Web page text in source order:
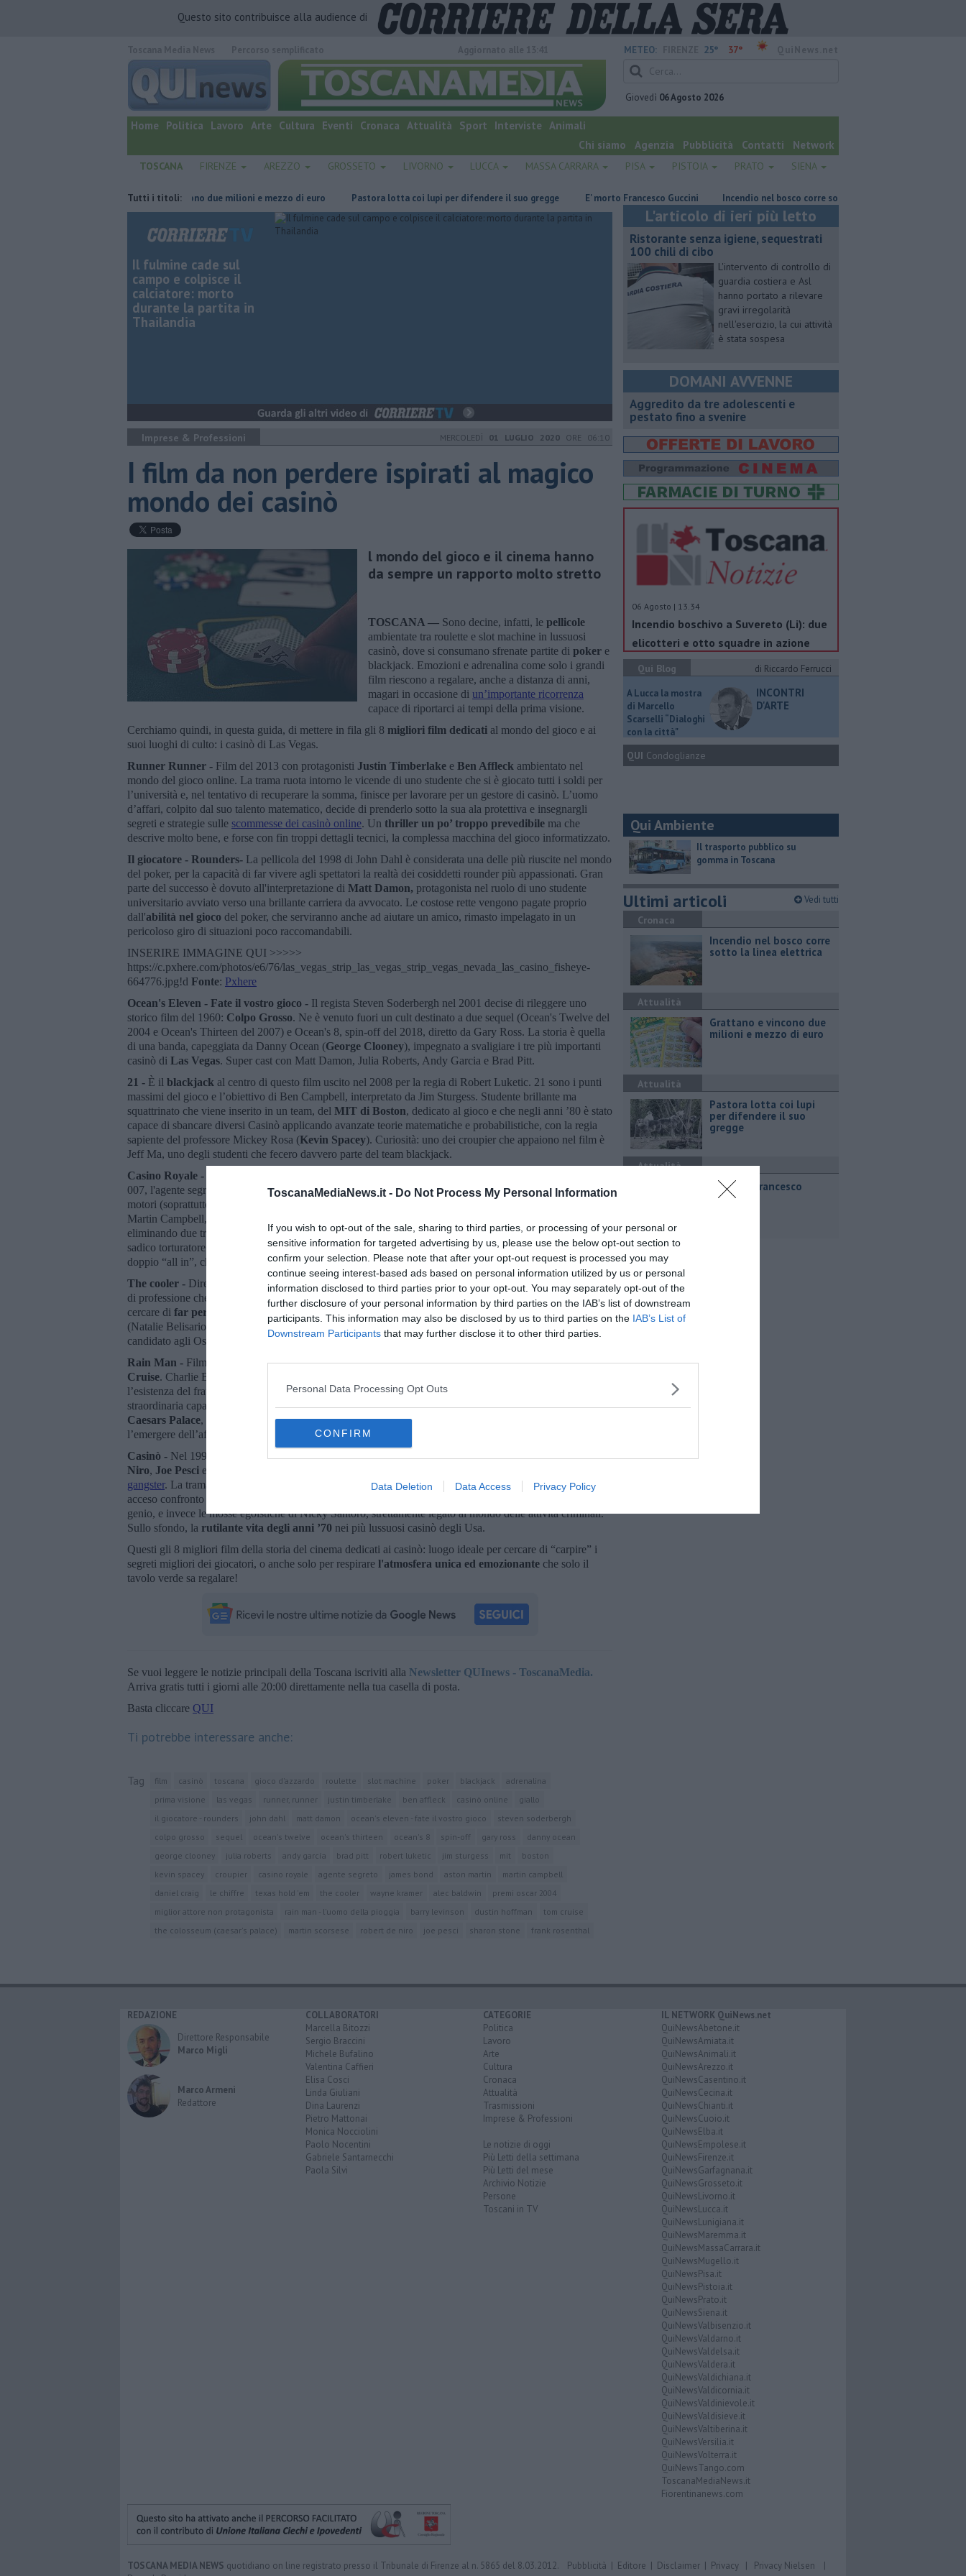
ToscanaMediaNews.it - Do Not Process My Personal Information
If you wish to opt-out of the sale, sharing to third parties, or processing of your personal or
sensitive information for targeted advertising by us, please use the below opt-out section to
confirm your selection. Please note that after your opt-out request is processed you may
continue seeing interest-based ads based on personal information utilized by us or personal
information disclosed to third parties prior to your opt-out. You may separately opt-out of the
further disclosure of your personal information by third parties on the IAB’s list of downstream
participants. This information may also be disclosed by us to third parties on the IAB’s List of
Downstream Participants that may further disclose it to other third parties.
Personal Data Processing Opt Outs
CONFIRM
Data Deletion Data Access Privacy Policy
Questo sito contribuisce alla audience di
quotidiano online.
METEO: 25° 37°
Giovedì 06 Agosto 2026
Home Politica Lavoro Arte Cultura Eventi Cronaca Attualità Sport Interviste Animali
Chi siamo
Agenzia Pubblicità Contatti Network
TOSCANA FIRENZE AREZZO GROSSETO LIVORNO LUCCA MASSA CARRARA PISA PISTOIA PRATO SIENA
Tutti i titoli:
Grattano e vincono due milioni e mezzo di euro Pastora lotta coi lupi per difendere il suo gregge E' morto Francesco Guccini Incendio nel bosco corre sotto la linea elettrica
Il fulmine cade sul
campo e colpisce il
calciatore: morto
durante la partita in
Thailandia
Imprese & Professioni MERCOLEDÌ 01 LUGLIO 2020 ORE 06:10
I film da non perdere ispirati al magico
mondo dei casinò
​l mondo del gioco e il cinema hanno
da sempre un rapporto molto stretto
TOSCANA — Sono decine, infatti, le pellicole
ambientate tra roulette e slot machine in lussuosi
casinò, dove si consumano sfrenate partite di poker e
blackjack. Emozioni e adrenalina come solo i grandi
film riescono a regalare, anche a distanza di anni,
magari in occasione di un’importante ricorrenza
capace di riportarci ai tempi della prima visione.
Cerchiamo quindi, in questa guida, di mettere in fila gli 8 migliori film dedicati al mondo del gioco e ai
suoi luoghi di culto: i casinò di Las Vegas.
Runner Runner - Film del 2013 con protagonisti Justin Timberlake e Ben Affleck ambientato nel
mondo del gioco online. La trama ruota intorno le vicende di uno studente che si è giocato tutti i soldi per
l’università e, nel tentativo di recuperare la somma, finisce per lavorare per un gestore di casinò. L’uomo
d’affari, colpito dal suo talento matematico, decide di prenderlo sotto la sua ala protettiva e insegnargli
segreti e strategie sulle scommesse dei casinò online. Un thriller un po’ troppo prevedibile ma che
descrive molto bene, e forse con fin troppi dettagli tecnici, la complessa macchina del gioco informatizzato.
Il giocatore - Rounders- La pellicola del 1998 di John Dahl è considerata una delle più riuscite nel mondo
del poker, per la capacità di far vivere agli spettatori la realtà dei cosiddetti rounder più appassionati. Gran
parte del successo è dovuto all'interpretazione di Matt Damon, protagonista nel ruolo di uno studente
universitario avviato verso una brillante carriera da avvocato. Le costose rette vengono pagate proprio
dall'abilità nel gioco del poker, che serviranno anche ad aiutare un amico, rimasto impelagato in un
pericoloso giro di situazioni poco raccomandabili.
INSERIRE IMMAGINE QUI >>>>>
https://c.pxhere.com/photos/e6/76/las_vegas_strip_las_vegas_strip_vegas_nevada_las_casino_fisheye-
664776.jpg!d Fonte: Pxhere
Ocean's Eleven - Fate il vostro gioco - Il regista Steven Soderbergh nel 2001 decise di rileggere uno
storico film del 1960: Colpo Grosso. Ne è venuto fuori un cult destinato a due sequel (Ocean's Twelve del
2004 e Ocean's Thirteen del 2007) e Ocean's 8, spin-off del 2018, diretto da Gary Ross. La storia è quella
di una banda, capeggiata da Danny Ocean (George Clooney), impegnato a svaligiare i tre più importanti
casinò di Las Vegas. Super cast con Matt Damon, Julia Roberts, Andy Garcia e Brad Pitt.
21 - È il blackjack al centro di questo film uscito nel 2008 per la regia di Robert Luketic. 21 sono i punti
massimi del gioco e l’obiettivo di Ben Campbell, interpretato da Jim Sturgess. Studente brillante ma
squattrinato che viene inserito in un team, del MIT di Boston, dedicato al gioco e che negli anni ’80 è stato
capace di sbancare diversi Casinò applicando avanzate teorie matematiche e probabilistiche, con la regia
sapiente del professore Mickey Rosa (Kevin Spacey). Curiosità: uno dei croupier che appaiono nel film è
Jeff Ma, uno degli studenti che fecero davvero parte del team blackjack.
Casino Royale -
007, l'agente segreto di Sua Maestà. I film di James Bond sono famosi per l'azione spericolata, il glamour, i
motori (soprattutto
Martin Campbell, vede Bond – interpretato da Daniel Craig – guadagnare la licenza d’uccidere “00”
eliminando due traditori dei servizi inglesi. Bond è impegnato in una lotta mortale controLe Chiffre,
sadico torturatore con una
passione smodata per il poker. Proprio un'emozionante mano finale, con un
doppio “all in”, chiude il film dove il Texas Hold'Em fa da fil rouge.
The cooler - Diretto da Wayne Kramer nel 2003, la storia ruota intorno alla vita di Bernie Lootz, “cooler”
di professione che viene assoldato da un grosso casinò americano. La sua è una professione fondamentale:
cercare di far perdere i clienti
per dar maggior profitto al proprietario. Ma l'amore per una cameriera
(Natalie Belisario) cambierà per sempre le carte in tavola. Da segnalare la presenza di Alec Baldwin,
candidato agli Oscar 2004 come miglior attore non protagonista.
Rain Man - Film del 1988 diretto da Barry Levinson e con due stelle del cinema,Dustin HoffmaneTom
Cruise. Charlie Babbit (Cruise) è un venditore di auto che pensa solo a se stesso, fino a quando scopre
l’esistenza del fratello maggiore Raymond (Hoffmann). Il rapporto tra i due li porta a Las Vegas dove la
straordinaria capacità di calcolo di Raymond gli consente di vincere a blackjack, e sbancare il celebre
Caesars Palace, ripianando i pesanti debiti di Charlie. La voglia di macinare altri soldi si fermerà con
l’emergere dell’affetto fraterno, fino al finale a sorpresa.
Casinò - Nel 1995, la regia di Martin Scorseseguida un trio di attori di livello mondiale:Robert De
Niro, Joe Pesci e
gangster. La trama (tratta da una storia vera) lascia senza respiro, e racconta la gestione di un casinò con un
acceso confronto tra i due soci, con tra la voglia di Frank Rosenthal di dedicarsi alle scommesse, di cui è un
genio, e invece le mosse egoistiche di Nicky Santoro, strettamente legato al mondo delle attività criminali.
Sullo sfondo, la rutilante vita degli anni ’70 nei più lussuosi casinò degli Usa.
Questi gli 8 migliori film della storia del cinema dedicati ai casinò: luogo ideale per cercare di “carpire” i
segreti migliori dei giocatori, o anche solo per respirare l'atmosfera unica ed emozionante che solo il
tavolo verde sa regalare!
Se vuoi leggere le notizie principali della Toscana iscriviti alla Newsletter QUInews - ToscanaMedia.
Arriva gratis tutti i giorni alle 20:00 direttamente nella tua casella di posta.
Basta cliccare QUI
Ti potrebbe interessare anche:
Tag film casinò toscana gioco d'azzardo roulette slot machine poker blackjack
adrenalina
prima visione
las vegas runner, runner justin timberlake ben affleck casinò online
giallo
il giocatore - rounders
john dahl matt damon ocean's eleven - fate il vostro gioco
steven soderbergh
colpo grosso
sequel ocean's twelve ocean's thirteen ocean's 8 spin-off gary ross
danny ocean
george clooney
julia roberts andy garcía brad pitt robert luketic jim sturgess mit
boston
kevin spacey
croupier casino royale agente segreto james bond aston martin
martin campbell
daniel craig
le chiffre texas hold 'em the cooler wayne kramer alec baldwin
premi oscar 2004
miglior attore non protagonista
rain man - l'uomo della pioggia barry levinson dustin hoffman
tom cruise
the colosseum (caesar's palace)
martin scorsese robert de niro joe pesci sharon stone frank rosenthal
L'articolo di ieri più letto
Ristorante senza igiene, sequestrati
100 chili di cibo
L'intervento di controllo di
guardia costiera e Asl
hanno portato a rilevare
gravi irregolarità
nell'esercizio, la cui attività
è stata sospesa
DOMANI AVVENNE
Aggredito da tre adolescenti e
pestato fino a svenire
06 Agosto | 13.34
Incendio boschivo a Suvereto (Li): due
elicotteri e otto squadre in azione
Qui Blog
di Riccardo Ferrucci
A Lucca la mostra
di Marcello
Scarselli “Dialoghi
con la città"
INCONTRI
D'ARTE
QUI Condoglianze
Qui Ambiente
​Il trasporto pubblico su
gomma in Toscana
Ultimi articoli Vedi tutti
Cronaca
Incendio nel bosco corre
sotto la linea elettrica
Attualità
Grattano e vincono due
milioni e mezzo di euro
Attualità
Pastora lotta coi lupi
per difendere il suo
gregge
Attualità
E' morto Francesco
Guccini
REDAZIONE
Direttore Responsabile
Marco Migli
Marco Armeni
Redattore
COLLABORATORI
Marcella Bitozzi
Sergio Braccini
Michele Bufalino
Valentina Caffieri
Elisa Cosci
Linda Giuliani
Dina Laurenzi
Pietro Mattonai
Monica Nocciolini
Paolo Nocentini
Gabriele Santarnecchi
Paola Silvi
CATEGORIE
Politica
Lavoro
Arte
Cultura
Cronaca
Attualità
Trasmissioni
Imprese & Professioni
Le notizie di oggi
Più Letti della settimana
Più Letti del mese
Archivio Notizie
Persone
Toscani in TV
IL NETWORK QuiNews.net
QuiNewsAbetone.it
QuiNewsAmiata.it
QuiNewsAnimali.it
QuiNewsArezzo.it
QuiNewsCasentino.it
QuiNewsCecina.it
QuiNewsChianti.it
QuiNewsCuoio.it
QuiNewsElba.it
QuiNewsEmpolese.it
QuiNewsFirenze.it
QuiNewsGarfagnana.it
QuiNewsGrosseto.it
QuiNewsLivorno.it
QuiNewsLucca.it
QuiNewsLunigiana.it
QuiNewsMaremma.it
QuiNewsMassaCarrara.it
QuiNewsMugello.it
QuiNewsPisa.it
QuiNewsPistoia.it
QuiNewsPrato.it
QuiNewsSiena.it
QuiNewsValbisenzio.it
QuiNewsValdarno.it
QuiNewsValdelsa.it
QuiNewsValdera.it
QuiNewsValdichiana.it
QuiNewsValdicornia.it
QuiNewsValdinievole.it
QuiNewsValdisieve.it
QuiNewsValtiberina.it
QuiNewsVersilia.it
QuiNewsVolterra.it
QuiNewsTango.com
ToscanaMediaNews.it
Fiorentinanews.com
TOSCANA MEDIA NEWS quotidiano on line registrato presso il Tribunale di Firenze al n. 5865 del 8.03.2012. Pubblicità | Editore | Disclaimer | Privacy | Privacy Nielsen |